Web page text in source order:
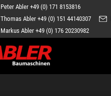
Peter Abler +49 (0) 171 8153816
Thomas Abler +49 (0) 151 44140307
Markus Abler +49 (0) 176 20230982